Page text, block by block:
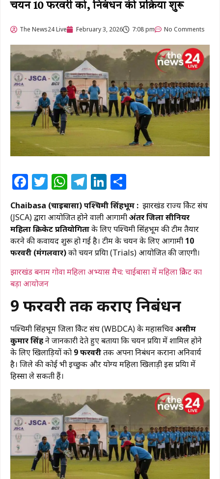
चयन 10 फरवरी को, निबंधन की प्रक्रिया शुरू
The News24 Live February 3, 2026 7:08 pm No Comments
Facebook
Twitter
WhatsApp
Telegram
LinkedIn
Chaibasa (चाईबासा) पश्चिमी सिंहभूम : झारखंड राज्य क्रिकेट संघ
(JSCA) द्वारा आयोजित होने वाली आगामीअंतर जिला सीनियर
महिला क्रिकेट प्रतियोगिताके लिए पश्चिमी सिंहभूम की टीम तैयार
करने की कवायद शुरू हो गई है। टीम के चयन के लिए आगामी 10
फरवरी (मंगलवार)को चयन प्रक्रिया (Trials) आयोजित की जाएगी।
झारखंड बनाम गोवा महिला अभ्यास मैच: चाईबासा में महिला क्रिकेट का
बड़ा आयोजन
9 फरवरी तक कराएं निबंधन
​पश्चिमी सिंहभूम जिला क्रिकेट संघ (WBDCA) के महासचिवअसीम
कुमार सिंहने जानकारी देते हुए बताया कि चयन प्रक्रिया में शामिल होने
के लिए खिलाड़ियों को 9 फरवरीतक अपना निबंधन कराना अनिवार्य
है। जिले की कोई भी इच्छुक और योग्य महिला खिलाड़ी इस प्रक्रिया में
हिस्सा ले सकती हैं।